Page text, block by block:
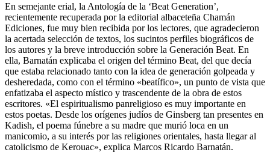
En semejante erial, la Antología de la ‘Beat Generation’,
recientemente recuperada por la editorial albaceteña Chamán
Ediciones, fue muy bien recibida por los lectores, que agradecieron
la acertada selección de textos, los sucintos perfiles biográficos de
los autores y la breve introducción sobre la Generación Beat. En
ella, Barnatán explicaba el origen del término Beat, del que decía
que estaba relacionado tanto con la idea de generación golpeada y
desheredada, como con el término «beatífico», un punto de vista que
enfatizaba el aspecto místico y trascendente de la obra de estos
escritores. «El espiritualismo panreligioso es muy importante en
estos poetas. Desde los orígenes judíos de Ginsberg tan presentes en
Kadish, el poema fúnebre a su madre que murió loca en un
manicomio, a su interés por las religiones orientales, hasta llegar al
catolicismo de Kerouac», explica Marcos Ricardo Barnatán.